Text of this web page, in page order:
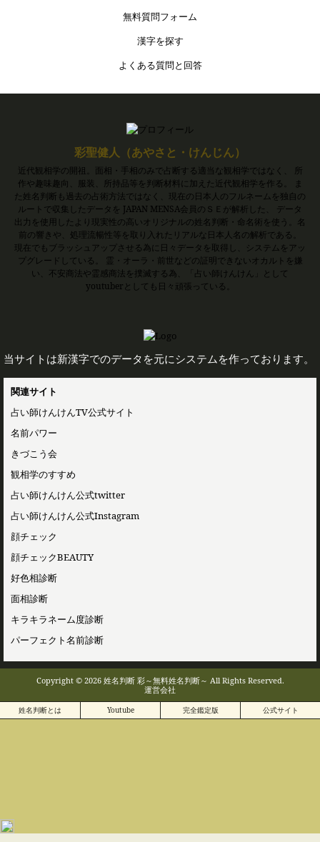
無料質問フォーム
漢字を探す
よくある質問と回答
彩聖健人（あやさと・けんじん）
近代観相学の開祖。面相・手相のみで占断する適当な観相学ではなく、 所
作や趣味趣向、服装、所持品等を判断材料に加えた近代観相学を作る。 ま
た姓名判断も過去の占術方法ではなく、現在の日本人のフルネームを独自の
ルートで収集したデータを JAPAN MENSA会員のＳＥが解析した、 データ
出力を使用したより現実性の高いオリジナルの姓名判断・命名術を使う。名
前の響きや、処理流暢性等を取り入れたリアルな日本人名の解析である。
現在でもブラッシュアップさせる為に日々データを取得し、システムをアッ
プグレードしている。 霊・オーラ・前世などの証明できないオカルトを嫌
い、不安商法や霊感商法を撲滅する為、「占い師けんけん」として
youtuberとしても日々頑張っている。
当サイトは新漢字でのデータを元にシステムを作っております。
関連サイト
占い師けんけんTV公式サイト
名前パワー
きづこう会
観相学のすすめ
占い師けんけん公式twitter
占い師けんけん公式Instagram
顔チェック
顔チェックBEAUTY
好色相診断
面相診断
キラキラネーム度診断
パーフェクト名前診断
Copyright © 2026 姓名判断 彩～無料姓名判断～ All Rights Reserved.
運営会社
姓名判断とは Youtube 完全鑑定版 公式サイト